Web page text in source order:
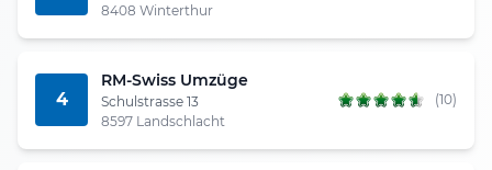
8408 Winterthur
4
RM-Swiss Umzüge
Schulstrasse 13
8597 Landschlacht
(10)